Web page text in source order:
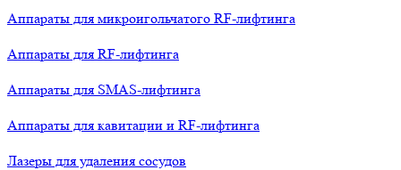
Аппараты для микроигольчатого RF-лифтинга
Аппараты для RF-лифтинга
Аппараты для SMAS-лифтинга
Аппараты для кавитации и RF-лифтинга
Лазеры для удаления сосудов